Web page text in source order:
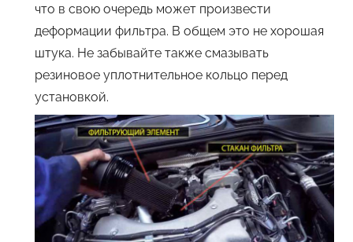
что в свою очередь может произвести
деформации фильтра. В общем это не хорошая
штука. Не забывайте также смазывать
резиновое уплотнительное кольцо перед
установкой.